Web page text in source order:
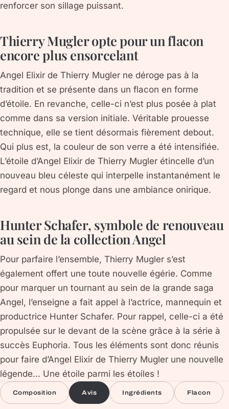
renforcer son sillage puissant.
Thierry Mugler opte pour un flacon
encore plus ensorcelant
Angel Elixir de Thierry Mugler ne déroge pas à la
tradition et se présente dans un flacon en forme
d’étoile. En revanche, celle-ci n’est plus posée à plat
comme dans sa version initiale. Véritable prouesse
technique, elle se tient désormais fièrement debout.
Qui plus est, la couleur de son verre a été intensifiée.
L’étoile d’Angel Elixir de Thierry Mugler étincelle d’un
nouveau bleu céleste qui interpelle instantanément le
regard et nous plonge dans une ambiance onirique.
Hunter Schafer, symbole de renouveau
au sein de la collection Angel
Pour parfaire l’ensemble, Thierry Mugler s’est
également offert une toute nouvelle égérie. Comme
pour marquer un tournant au sein de la grande saga
Angel, l’enseigne a fait appel à l’actrice, mannequin et
productrice Hunter Schafer. Pour rappel, celle-ci a été
propulsée sur le devant de la scène grâce à la série à
succès Euphoria. Tous les éléments sont donc réunis
pour faire d’Angel Elixir de Thierry Mugler une nouvelle
légende... Une étoile parmi les étoiles !
Composition Avis Ingrédients Flacon